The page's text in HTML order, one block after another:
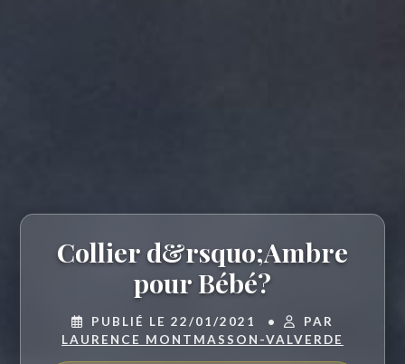
Collier d&rsquo;Ambre
pour Bébé?
PUBLIÉ LE 22/01/2021 •
PAR
LAURENCE MONTMASSON-VALVERDE